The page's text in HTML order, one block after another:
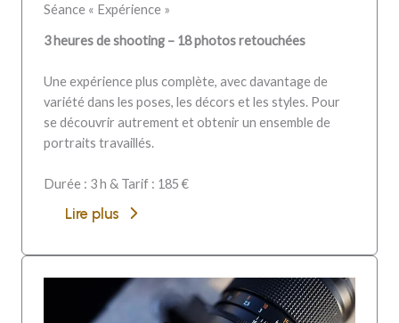
Séance « Expérience »
3 heures de shooting – 18 photos retouchées
Une expérience plus complète, avec davantage de
variété dans les poses, les décors et les styles. Pour
se découvrir autrement et obtenir un ensemble de
portraits travaillés.
Durée : 3 h & Tarif : 185 €
Lire plus